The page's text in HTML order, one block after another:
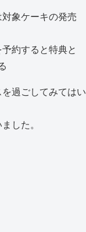
対象ケーキの発売
約すると特典と
過ごしてみてはい
した。